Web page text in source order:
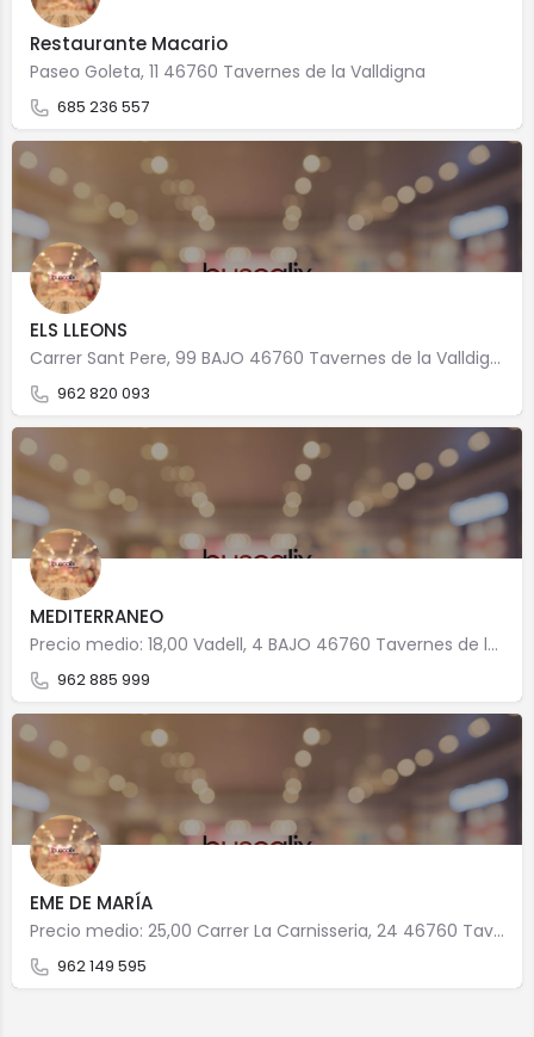
Restaurante Macario
Paseo Goleta, 11 46760 Tavernes de la Valldigna
685 236 557
ELS LLEONS
Carrer Sant Pere, 99 BAJO 46760 Tavernes de la Valldigna
962 820 093
MEDITERRANEO
Precio medio: 18,00 Vadell, 4 BAJO 46760 Tavernes de la Valldigna
962 885 999
EME DE MARÍA
Precio medio: 25,00 Carrer La Carnisseria, 24 46760 Tavernes de la Valldigna
962 149 595